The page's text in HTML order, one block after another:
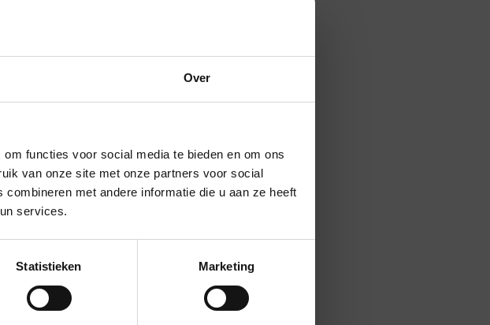
Over
functies voor social media te bieden en om ons
van onze site met onze partners voor social
met andere informatie die u aan ze heeft
services.
Statistieken Marketing
– 17:00